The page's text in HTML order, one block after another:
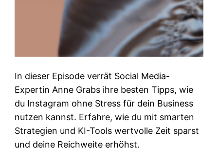
In dieser Episode verrät Social Media-
Expertin Anne Grabs ihre besten Tipps, wie
du Instagram ohne Stress für dein Business
nutzen kannst. Erfahre, wie du mit smarten
Strategien und KI-Tools wertvolle Zeit sparst
und deine Reichweite erhöhst.